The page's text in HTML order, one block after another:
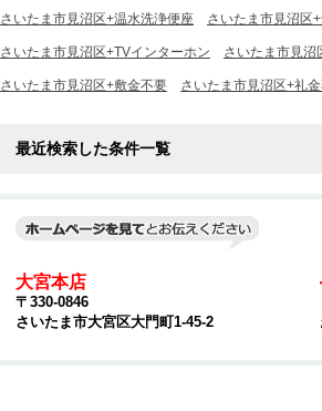
さいたま市見沼区+温水洗浄便座 さいたま市見沼区
さいたま市見沼区+TVインターホン さいたま市見沼
さいたま市見沼区+敷金不要 さいたま市見沼区+礼
最近検索した条件一覧
大宮本店
〒330-0846
さいたま市大宮区大門町1-45-2